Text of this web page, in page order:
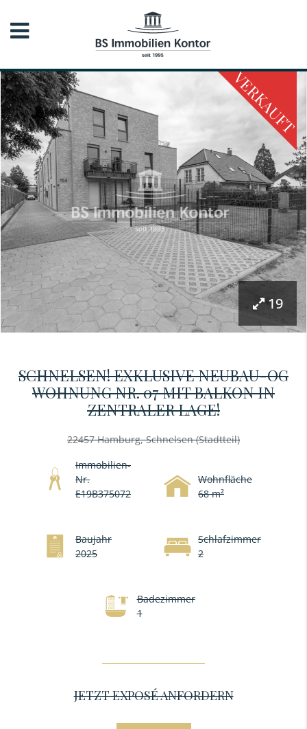
VERKAUFT
19
SCHNELSEN! EXKLUSIVE NEUBAU-OG
WOHNUNG NR. 07 MIT BALKON IN
ZENTRALER LAGE!
22457 Hamburg, Schnelsen (Stadtteil)
Immobilien-
Nr.
E19B375072
Wohnfläche
68 m²
Baujahr
2025
Schlafzimmer
2
Badezimmer
1
JETZT EXPOSÉ ANFORDERN